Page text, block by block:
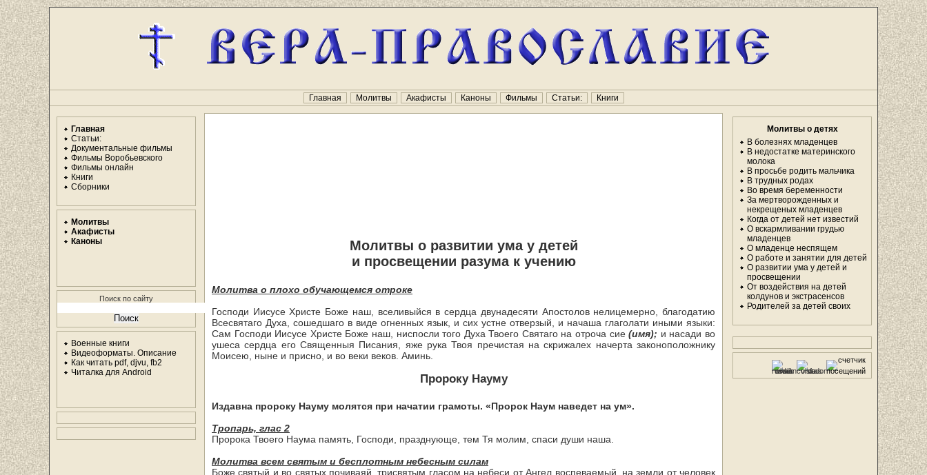
Главная Молитвы Акафисты Каноны Фильмы Статьи: Книги
Главная
Статьи:
Документальные фильмы
Фильмы Воробьевского
Фильмы онлайн
Книги
Сборники
Молитвы
Акафисты
Каноны
Поиск по сайту
Военные книги
Видеоформаты. Описание
Как читать pdf, djvu, fb2
Читалка для Android
Молитвы о детях
В болезнях младенцев
В недостатке материнского
молока
В просьбе родить мальчика
В трудных родах
Во время беременности
За мертворожденных и
некрещеных младенцев
Когда от детей нет известий
О вскармливании грудью
младенцев
О младенце неспящем
О работе и занятии для детей
О развитии ума у детей и
просвещении
От воздействия на детей
колдунов и экстрасенсов
Родителей за детей своих
Молитвы о развитии ума у детей
и просвещении разума к учению
Молитва о плохо обучающемся отроке
Господи Иисусе Христе Боже наш, вселивыйся в сердца двунадесяти Апо­столов нелицемерно, благодатию
Всесвятаго Духа, сошедшаго в виде огненных язык, и сих устне отверзый, и начаша глаголати иными языки:
Сам Господи Иисусе Христе Боже наш, ниспосли того Духа Твоего Святаго на отроча сие(имя); и насади во
ушеса сердца его Священныя Писания, яже рука Твоя пречистая на скрижалех начерта законоположнику
Моисею, ныне и присно, и во веки веков. Аминь.
Пророку Науму
Издавна пророку Науму молятся при начатии грамоты. «Пророк Наум наведет на ум».
Тропарь, глас 2
Пророка Твоего Наума память, Господи, празднующе, тем Тя молим, спаси души наша.
Молитва всем святым и бесплотным небесным силам
Боже святый и во святых почиваяй, трисвятым гласом на небеси от Ангел воспеваемый, на земли от чело­век